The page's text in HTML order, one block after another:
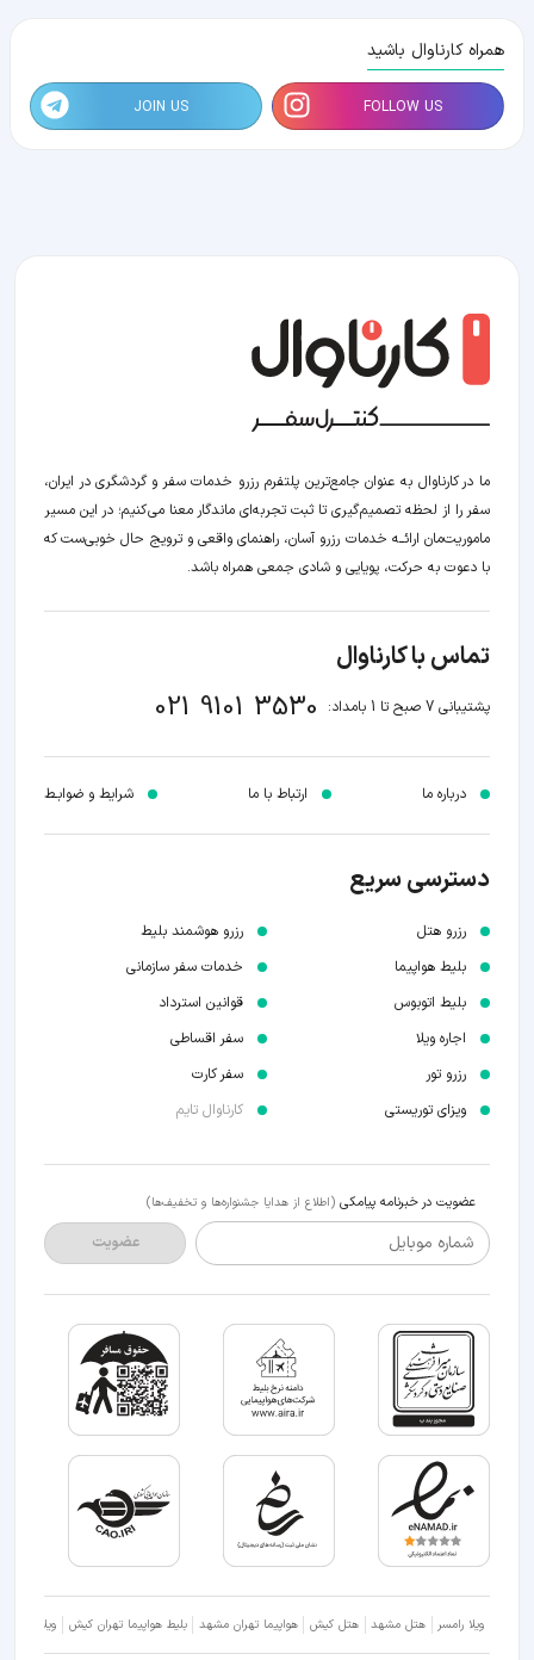
همراه کارناوال باشید
FOLLOW US
JOIN US
ما در کارناوال به عنوان جامع‌ترین پلتفرم رزرو خدمات سفر و گردشگری در ایران،
سفر را از لحظه‌ تصمیم‌گیری تا ثبت تجربه‌ای ماندگار معنا می‌کنیم؛ در این مسیر‍
ماموریت‌مان اراﺋــﻪ خدمات رزرو آسان، راهنمای واقعی و ترویج حال خوبی‌ست که
با دعوت به حرکت، پویایی و شادی جمعی همراه باشد.
تماس با کارناوال
پشتیبانی 7 صبح تا 1 بامداد: 021 9101 3530
درباره ما ارتباط با ما شرایط و ضوابـط
دسترسی سریع
رزرو هتل
بلیط هواپیما
بلیط اتوبوس
اجاره ویلا
رزرو تور
ویزای توریستی
رزرو هوشمند بلیط
خدمات سفر سازمانی
قوانین استرداد
سفر اقساطی
سفر کارت
کارناوال تایم
عضویت در خبرنامه پیامکی (اطلاع از هدایا جشنواره‌ها و تخفیف‌ها)
شماره موبایل عضویت
ویلا رامسر هتل مشهد هتل کیش هواپیما تهران مشهد بلیط هواپیما تهران کیش ویلا شمال